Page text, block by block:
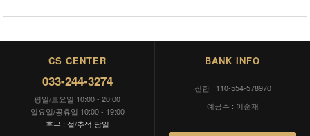
CS CENTER
033-244-3274
평일/토요일 10:00 - 20:00
일요일/공휴일 10:00 - 19:00
휴무 : 설/추석 당일
BANK INFO
신한 110-554-578970
예금주 : 이순재